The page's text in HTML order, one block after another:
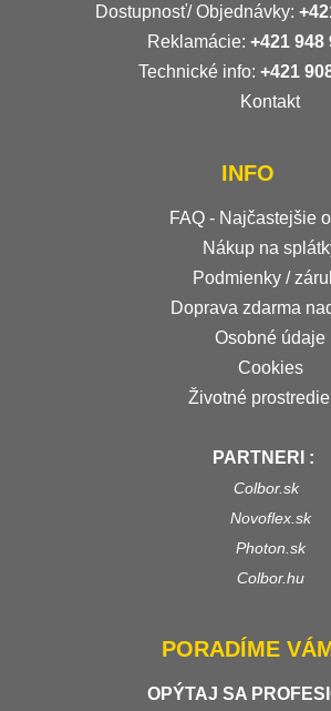
Dostupnosť/ Objednávky:
Reklamácie: +421 948
Technické info: +421
Kontakt
INFO
FAQ - Najčastejšie
Nákup na
Podmienky /
Doprava zdarma
Osobné údaje
Cookies
Životné prostredie
PARTNERI :
Colbor.sk
Novoflex.sk
Photon.sk
Colbor.hu
PORADÍME
OPÝTAJ SA